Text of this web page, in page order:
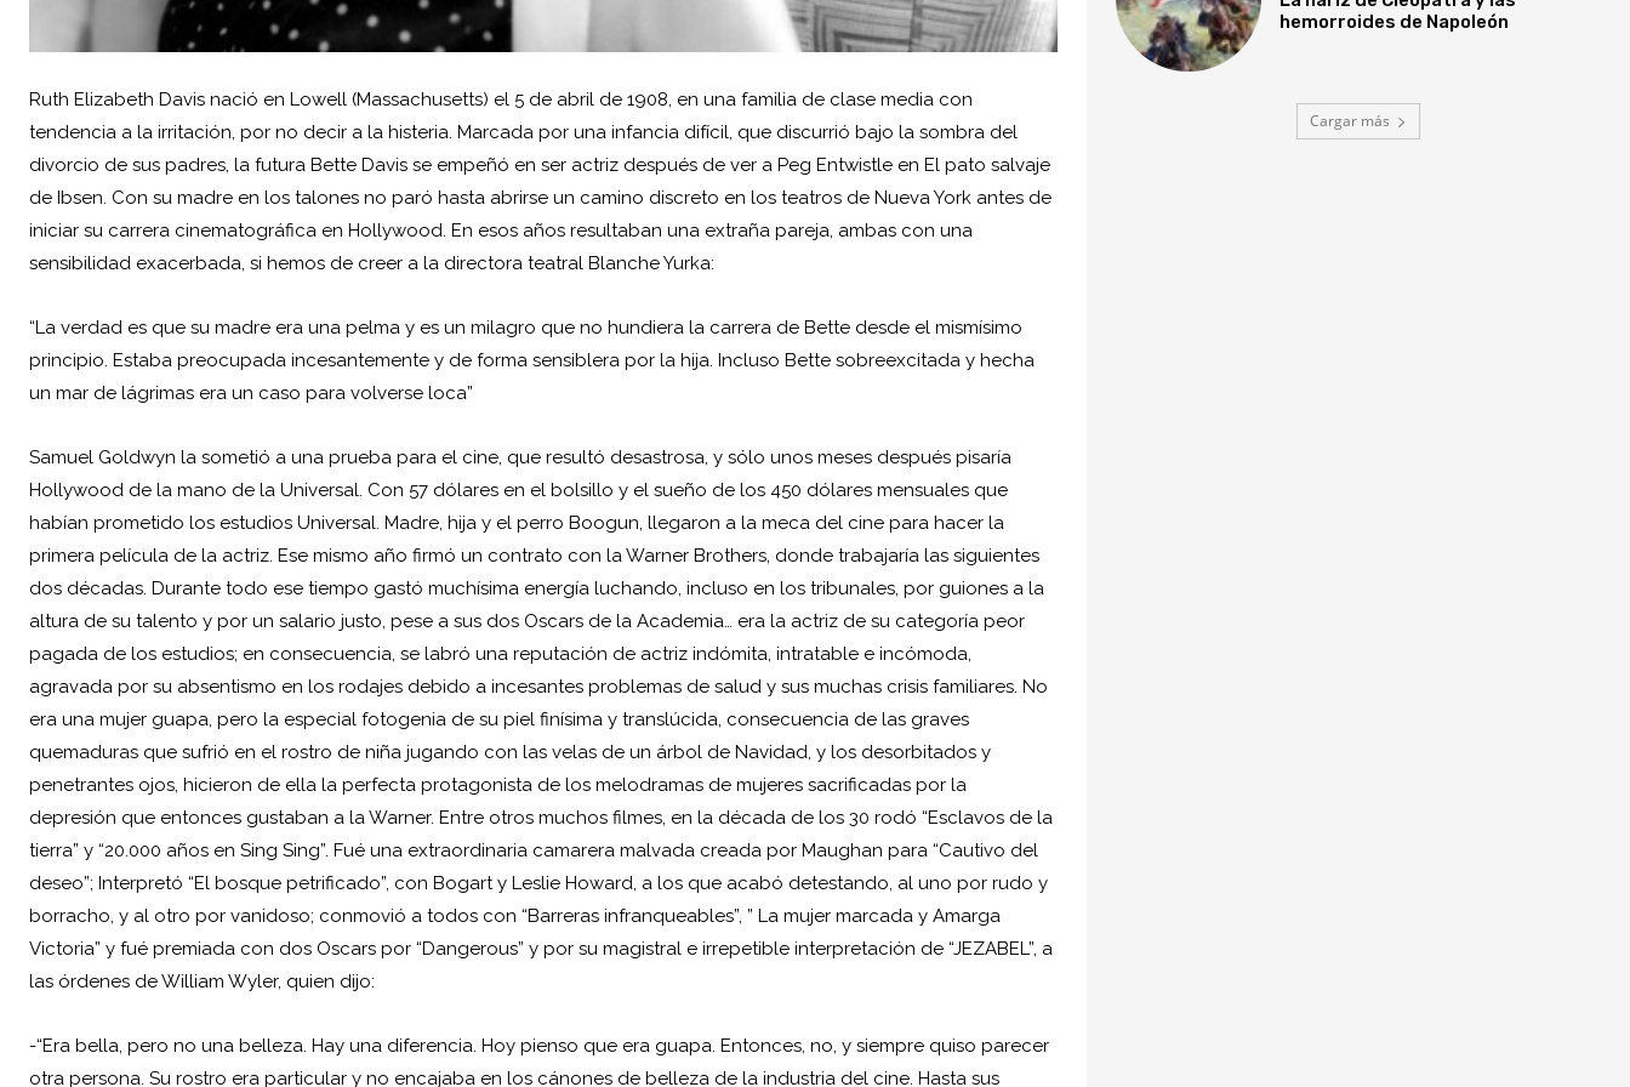
Ruth Elizabeth Davis nació en Lowell (Massachusetts) el 5 de abril de 1908, en una familia de clase media con
tendencia a la irritación, por no decir a la histeria. Marcada por una infancia difícil, que discurrió bajo la sombra del
divorcio de sus padres, la futura Bette Davis se empeñó en ser actriz después de ver a Peg Entwistle en El pato salvaje
de Ibsen. Con su madre en los talones no paró hasta abrirse un camino discreto en los teatros de Nueva York antes de
iniciar su carrera cinematográfica en Hollywood. En esos años resultaban una extraña pareja, ambas con una
sensibilidad exacerbada, si hemos de creer a la directora teatral Blanche Yurka:
“La verdad es que su madre era una pelma y es un milagro que no hundiera la carrera de Bette desde el mismísimo
principio. Estaba preocupada incesantemente y de forma sensiblera por la hija. Incluso Bette sobreexcitada y hecha
un mar de lágrimas era un caso para volverse loca”
Samuel Goldwyn la sometió a una prueba para el cine, que resultó desastrosa, y sólo unos meses después pisaría
Hollywood de la mano de la Universal. Con 57 dólares en el bolsillo y el sueño de los 450 dólares mensuales que
habían prometido los estudios Universal. Madre, hija y el perro Boogun, llegaron a la meca del cine para hacer la
primera película de la actriz. Ese mismo año firmó un contrato con la Warner Brothers, donde trabajaría las siguientes
dos décadas. Durante todo ese tiempo gastó muchísima energía luchando, incluso en los tribunales, por guiones a la
altura de su talento y por un salario justo, pese a sus dos Oscars de la Academia… era la actriz de su categoría peor
pagada de los estudios; en consecuencia, se labró una reputación de actriz indómita, intratable e incómoda,
agravada por su absentismo en los rodajes debido a incesantes problemas de salud y sus muchas crisis familiares. No
era una mujer guapa, pero la especial fotogenia de su piel finísima y translúcida, consecuencia de las graves
quemaduras que sufrió en el rostro de niña jugando con las velas de un árbol de Navidad, y los desorbitados y
penetrantes ojos, hicieron de ella la perfecta protagonista de los melodramas de mujeres sacrificadas por la
depresión que entonces gustaban a la Warner. Entre otros muchos filmes, en la década de los 30 rodó “Esclavos de la
tierra” y “20.000 años en Sing Sing”. Fué una extraordinaria camarera malvada creada por Maughan para “Cautivo del
deseo”; Interpretó “El bosque petrificado”, con Bogart y Leslie Howard, a los que acabó detestando, al uno por rudo y
borracho, y al otro por vanidoso; conmovió a todos con “Barreras infranqueables”, ” La mujer marcada y Amarga
Victoria” y fué premiada con dos Oscars por “Dangerous” y por su magistral e irrepetible interpretación de “JEZABEL”, a
las órdenes de William Wyler, quien dijo:
-“Era bella, pero no una belleza. Hay una diferencia. Hoy pienso que era guapa. Entonces, no, y siempre quiso parecer
otra persona. Su rostro era particular y no encajaba en los cánones de belleza de la industria del cine. Hasta sus
hemorroides de Napoleón
Cargar más